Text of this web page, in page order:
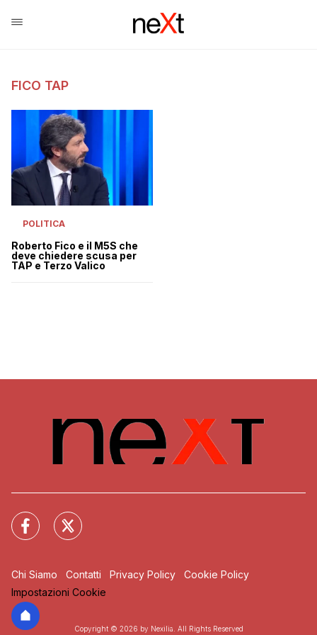
FICO TAP
POLITICA
Roberto Fico e il M5S che
deve chiedere scusa per
TAP e Terzo Valico
Chi Siamo Contatti Privacy Policy
Cookie Policy
Impostazioni Cookie
Copyright © 2026 by Nexilia. All Rights Reserved